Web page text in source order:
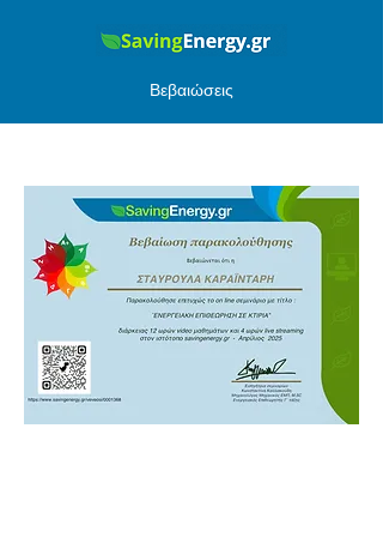
Βεβαιώσεις